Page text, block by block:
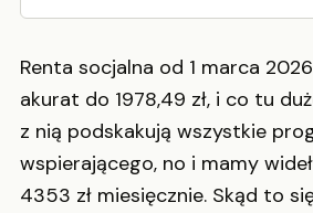
Renta socjalna od 1 marca
akurat do 1978,49 zł, i co tu
z nią podskakują wszystkie
wspierającego, no i mamy
4353 zł miesięcznie. Skąd to